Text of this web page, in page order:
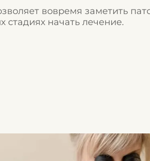
вовремя заметить
стадиях начать лечение.